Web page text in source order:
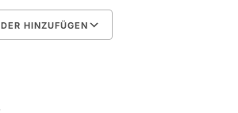
HINZUFÜGEN